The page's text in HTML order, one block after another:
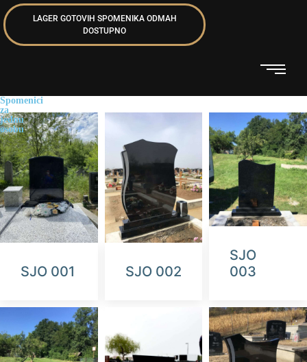
LAGER GOTOVIH SPOMENIKA ODMAH
DOSTUPNO
Spomenici
za
jednu
osobu
SJO 001 SJO 002
SJO
003